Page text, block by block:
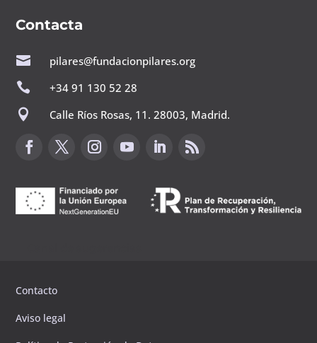
Contacta

pilares@fundacionpilares.org

+34 91 130 52 28

Calle Ríos Rosas, 11. 28003, Madrid.
Contacto
Aviso legal